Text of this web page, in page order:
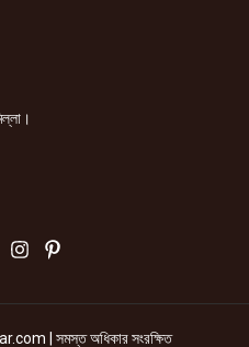
| সমস্ত অধিকার সংরক্ষিত